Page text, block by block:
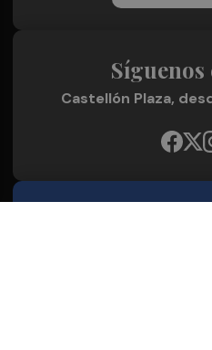
Síguenos
Castellón Plaza,